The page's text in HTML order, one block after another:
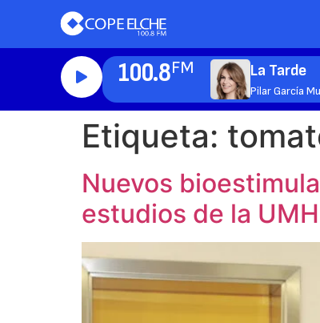
100.8FM La Tarde
Pilar García
Etiqueta:
Nuevos
estudios de la